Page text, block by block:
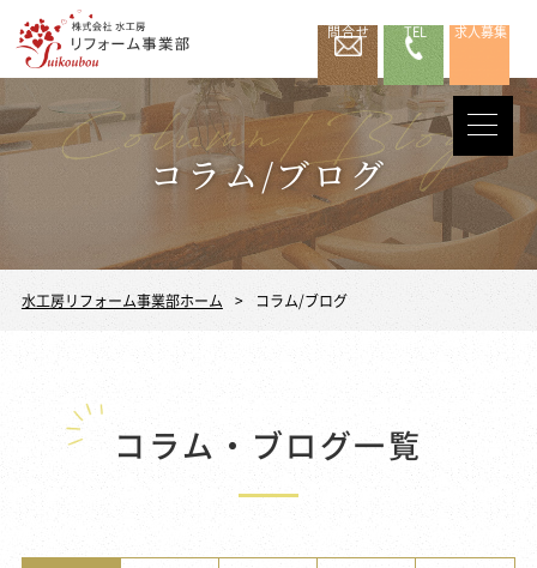
問合せ TEL 求人募集
コラム/ブログ
水工房リフォーム事業部ホーム コラム/ブログ
コラム・ブログ一覧